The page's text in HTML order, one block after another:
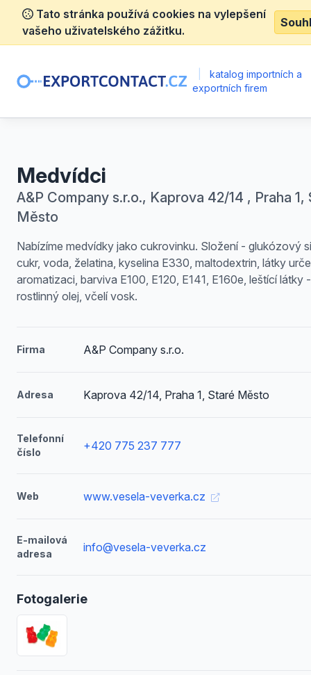
Tato stránka používá cookies na vylepšení
vašeho uživatelského zážitku.
katalog importních a
exportních firem
Medvídci
A&P Company s.r.o., Kaprova 42/14 , Praha 1,
Město
Nabízíme medvídky jako cukrovinku. Složení - glukózový
cukr, voda, želatina, kyselina E330, maltodextrin, látky
aromatizaci, barviva E100, E120, E141, E160e, leštící látky -
rostlinný olej, včelí vosk.
Firma A&P Company s.r.o.
Adresa Kaprova 42/14, Praha 1, Staré Město
Telefonní
číslo
+420 775 237 777
Web www.vesela-veverka.cz
E-mailová
adresa
info@vesela-veverka.cz
Fotogalerie